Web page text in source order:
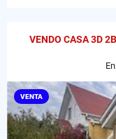
VENDO CASA 3D
VENTA